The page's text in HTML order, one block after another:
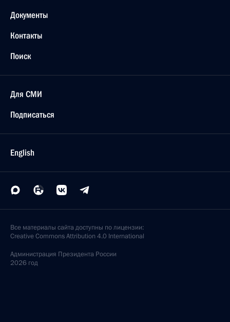
Документы
Контакты
Поиск
Для СМИ
Подписаться
English
Все материалы сайта доступны по лицензии:
Creative Commons Attribution 4.0 International
Администрация Президента России
2026 год